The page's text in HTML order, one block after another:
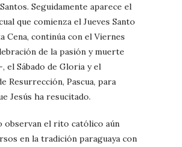
Seguidamente aparece el
que comienza el Jueves Santo
Cena, continúa con el Viernes
de la pasión y muerte
el Sábado de Gloria y el
Resurrección, Pascua, para
Jesús ha resucitado.
observan el rito católico aún
en la tradición paraguaya con